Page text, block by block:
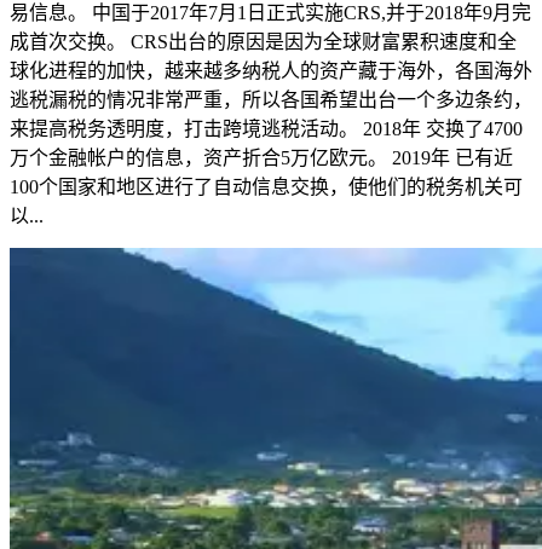
易信息。 中国于2017年7月1日正式实施CRS,并于2018年9月完
成首次交换。 CRS出台的原因是因为全球财富累积速度和全
球化进程的加快，越来越多纳税人的资产藏于海外，各国海外
逃税漏税的情况非常严重，所以各国希望出台一个多边条约，
来提高税务透明度，打击跨境逃税活动。 2018年 交换了4700
万个金融帐户的信息，资产折合5万亿欧元。 2019年 已有近
100个国家和地区进行了自动信息交换，使他们的税务机关可
以...